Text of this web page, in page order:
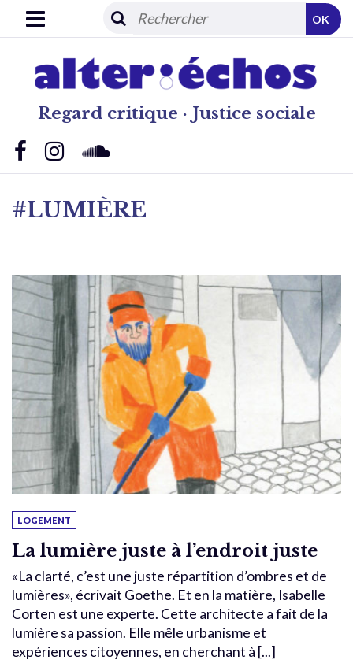
Regard critique · Justice sociale
OK
#LUMIÈRE
LOGEMENT
La lumière juste à l’endroit juste
«La clarté, c’est une juste répartition d’ombres et de
lumières», écrivait Goethe. Et en la matière, Isabelle
Corten est une experte. Cette architecte a fait de la
lumière sa passion. Elle mêle urbanisme et
expériences citoyennes, en cherchant à [...]